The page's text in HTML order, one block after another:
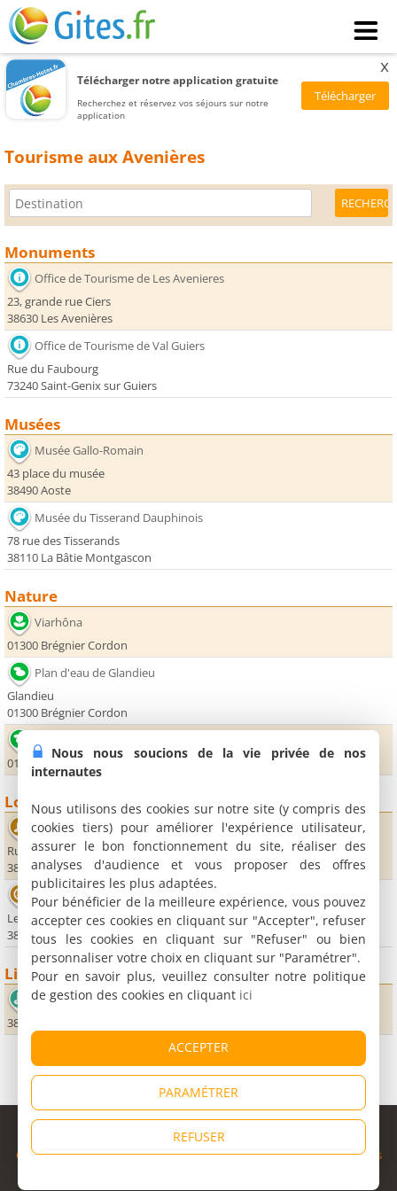
Télécharger notre application gratuite
Recherchez et réservez vos séjours sur notre
application
x
Tourisme aux Avenières
Monuments
Office de Tourisme de Les Avenieres
23, grande rue Ciers
38630 Les Avenières
Office de Tourisme de Val Guiers
Rue du Faubourg
73240 Saint-Genix sur Guiers
Musées
Musée Gallo-Romain
43 place du musée
38490 Aoste
Musée du Tisserand Dauphinois
78 rue des Tisserands
38110 La Bâtie Montgascon
Nature
Viarhôna
01300 Brégnier Cordon
Plan d'eau de Glandieu
Glandieu
01300 Brégnier Cordon
01300 Saint-Benoît
Loisirs
Salle Sebastien Patricot
Rue du Soldat d'Egypte
38630 Corbelin
Walibi Rhône-Alpes
Le Grand Marais
38630 Les Avenières
Lieux sportifs
Golf du Château de Faverges
38110 Faverges-de-la-Tour
© Copyright 1998 - 2026
Cybevasion|Mentions légales|Confidentialité|CGU|Informations
Nous nous soucions de la vie privée de nos
internautes
Nous utilisons des cookies sur notre site (y compris des
cookies tiers) pour améliorer l'expérience utilisateur,
assurer le bon fonctionnement du site, réaliser des
analyses d'audience et vous proposer des offres
publicitaires les plus adaptées.
Pour bénéficier de la meilleure expérience, vous pouvez
accepter ces cookies en cliquant sur "Accepter", refuser
tous les cookies en cliquant sur "Refuser" ou bien
personnaliser votre choix en cliquant sur "Paramétrer".
Pour en savoir plus, veuillez consulter notre politique
de gestion des cookies en cliquant ici
ACCEPTER
PARAMÉTRER
REFUSER